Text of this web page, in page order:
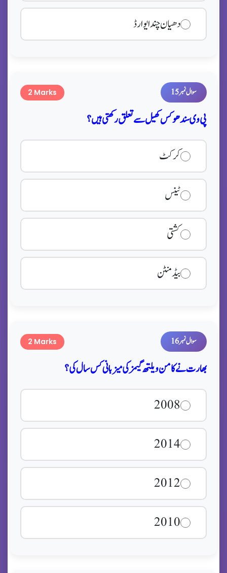
دھیان چند ایوارڈ
2 Marks سوال نمبر 15
پی وی سندھو کس کھیل سے تعلق رکھتی ہیں؟
کرکٹ
ٹینس
کشتی
بیڈمنٹن
2 Marks سوال نمبر 16
بھارت نے کامن ویلتھ گیمز کی میزبانی کس سال کی؟
2008
2014
2012
2010